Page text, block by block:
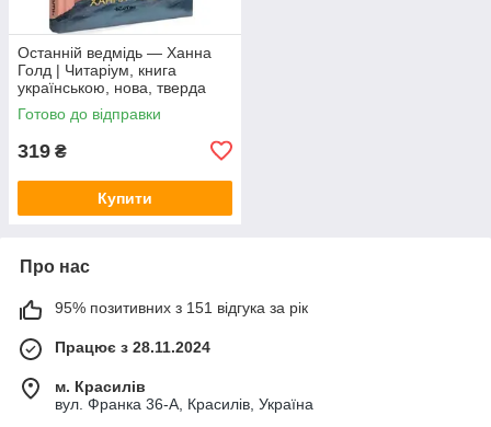
Останній ведмідь — Ханна
Голд | Читаріум, книга
українською, нова, тверда
Готово до відправки
319 ₴
Купити
Про нас
95% позитивних з 151 відгука за рік
Працює з 28.11.2024
м. Красилів
вул. Франка 36-А, Красилів, Україна